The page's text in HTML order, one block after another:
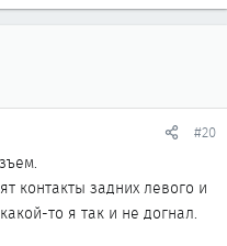
#20
контакты задних левого и
то я так и не догнал.